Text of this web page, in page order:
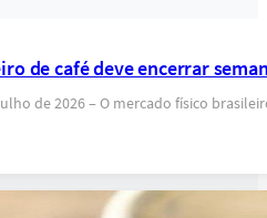
de café deve encerrar
de 2026 – O mercado físico